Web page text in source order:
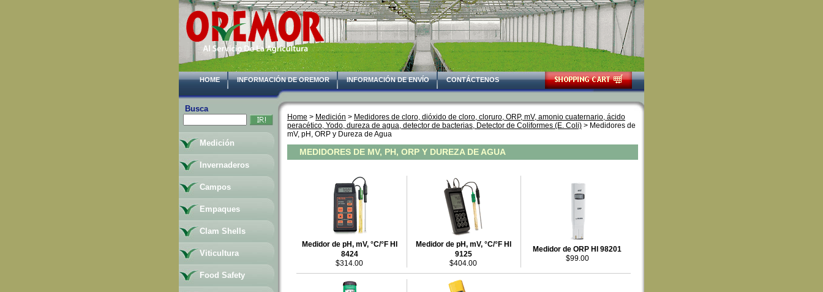
HOME INFORMACIÓN DE OREMOR INFORMACIÓN DE ENVÍO CONTÁCTENOS
Home > Medición > Medidores de cloro, dióxido de cloro, cloruro, ORP, mV, amonio cuaternario, ácido
peracético, Yodo, dureza de agua, detector de bacterias, Detector de Coliformes (E. Coli) > Medidores de
mV, pH, ORP y Dureza de Agua
MEDIDORES DE MV, PH, ORP Y DUREZA DE AGUA
Medidor de pH, mV, °C/°F HI
8424
$314.00
Medidor de pH, mV, °C/°F HI
9125
$404.00
Medidor de ORP HI 98201
$99.00
Busca
Medición
Invernaderos
Campos
Empaques
Clam Shells
Viticultura
Food Safety